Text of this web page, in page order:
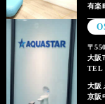
有楽
〒
大阪
TEL
大阪
京阪